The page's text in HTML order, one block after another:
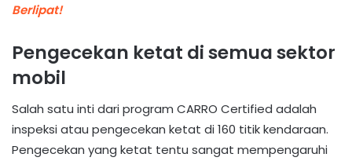
Berlipat!
Pengecekan ketat di semua sektor
mobil
Salah satu inti dari program CARRO Certified adalah
inspeksi atau pengecekan ketat di 160 titik kendaraan.
Pengecekan yang ketat tentu sangat mempengaruhi